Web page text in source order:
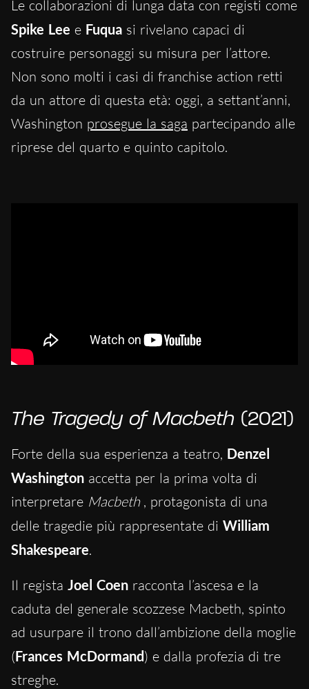
Le collaborazioni di lunga data con registi come
Spike Lee e Fuqua si rivelano capaci di
costruire personaggi su misura per l’attore.
Non sono molti i casi di franchise action retti
da un attore di questa età: oggi, a settant’anni,
Washington prosegue la saga partecipando alle
riprese del quarto e quinto capitolo.
The Tragedy of Macbeth (2021)
Forte della sua esperienza a teatro, Denzel
Washington accetta per la prima volta di
interpretare Macbeth , protagonista di una
delle tragedie più rappresentate di William
Shakespeare.
Il regista Joel Coen racconta l’ascesa e la
caduta del generale scozzese Macbeth, spinto
ad usurpare il trono dall’ambizione della moglie
(Frances McDormand) e dalla profezia di tre
streghe.